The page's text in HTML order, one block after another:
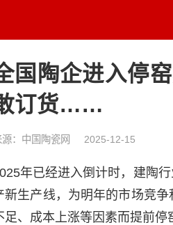
国陶企进入停
订货……
源：中国陶瓷网 2025-12-15
年已经进入倒计时，建陶
新生产线，为明年的市场竞
足、成本上涨等因素而提前停